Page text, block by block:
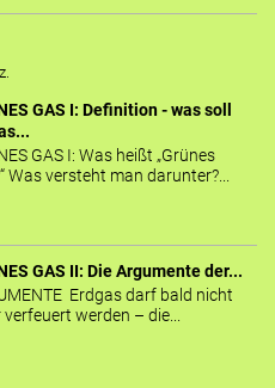
GAS I: Definition - was soll
GAS I: Was heißt „Grünes
Was versteht man darunter?...
GAS II: Die Argumente der...
Erdgas darf bald nicht
verfeuert werden – die...